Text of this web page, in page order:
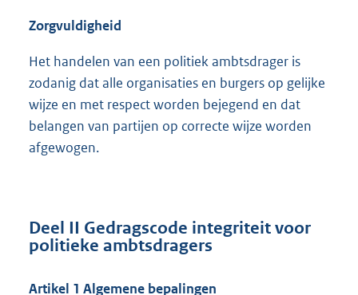
Zorgvuldigheid
Het handelen van een politiek ambtsdrager is
zodanig dat alle organisaties en burgers op gelijke
wijze en met respect worden bejegend en dat
belangen van partijen op correcte wijze worden
afgewogen.
Deel II Gedragscode integriteit voor
politieke ambtsdragers
Artikel 1 Algemene bepalingen